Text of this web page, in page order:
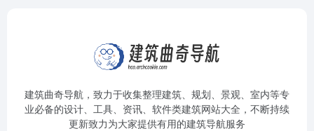
建筑曲奇导航 ，致力于收集整理建筑、规划、景观、室内等专
业必备的设计、工具、资讯、软件类建筑网站大全，不断持续
更新致力为大家提供有用的建筑导航服务